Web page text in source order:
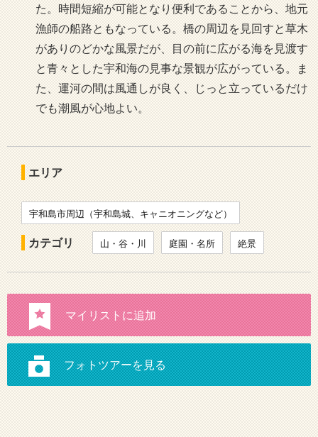
た。時間短縮が可能となり便利であることから、地元
漁師の船路ともなっている。橋の周辺を見回すと草木
がありのどかな風景だが、目の前に広がる海を見渡す
と青々とした宇和海の見事な景観が広がっている。ま
た、運河の間は風通しが良く、じっと立っているだけ
でも潮風が心地よい。
エリア
宇和島市周辺（宇和島城、キャニオニングなど）
カテゴリ 山・谷・川 庭園・名所 絶景